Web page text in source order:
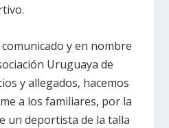
y en nombre
Uruguaya de
y allegados, hacemos
a los familiares, por la
un deportista de la talla